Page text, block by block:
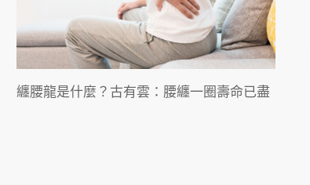
纏腰龍是什麼？古有雲：腰纏一圈壽命已盡